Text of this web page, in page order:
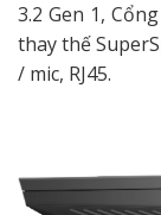
3.2 Gen 1,
thay thế
/ mic, RJ45.